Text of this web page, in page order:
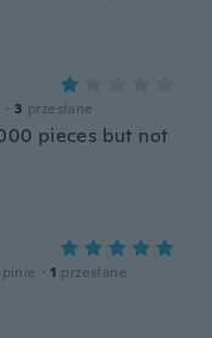
· 3 przesłane
pieces but not
· 1 przesłane